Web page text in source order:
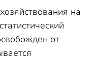
на
от